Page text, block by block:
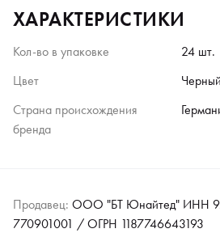
ХАРАКТЕРИСТИКИ
Кол-во в упаковке
24 шт.
Цвет
Черный
Страна происхождения
бренда
Продавец: ООО "БТ Юнайтед" ИНН
770901001 / ОГРН 1187746643193